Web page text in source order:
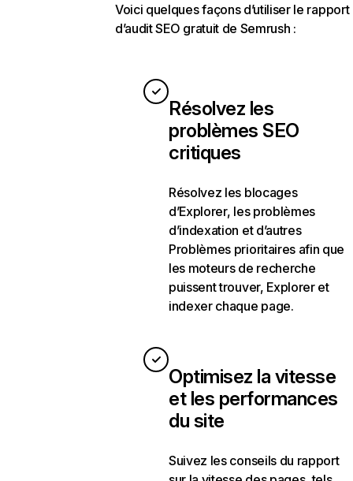
Voici quelques façons d’utiliser le rapport
d’audit SEO gratuit de Semrush :
Résolvez les
problèmes SEO
critiques
Résolvez les blocages
d’Explorer, les problèmes
d’indexation et d’autres
Problèmes prioritaires afin que
les moteurs de recherche
puissent trouver, Explorer et
indexer chaque page.
Optimisez la vitesse
et les performances
du site
Suivez les conseils du rapport